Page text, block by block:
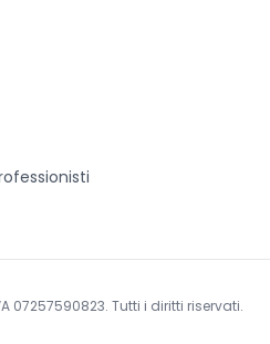
07257590823. Tutti i diritti riservati.